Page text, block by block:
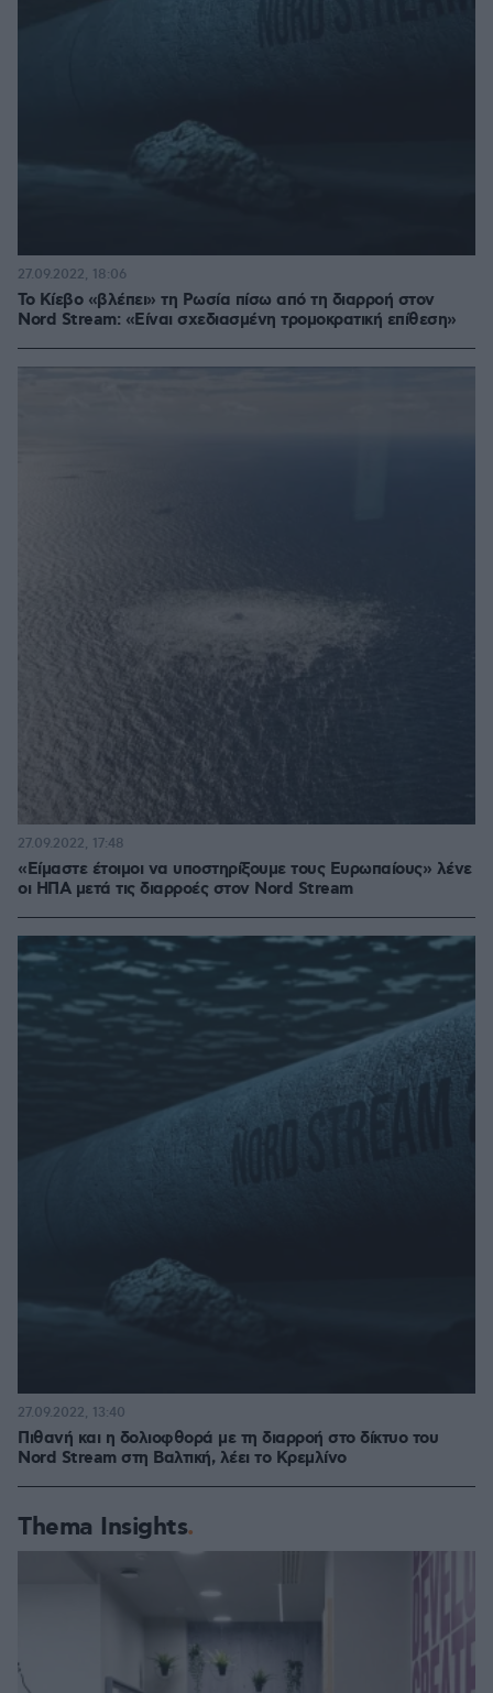
Το Κίεβο «βλέπει» τη Ρωσία πίσω από τη διαρροή στον
Nord Stream: «Είναι σχεδιασμένη τρομοκρατική επίθεση»
27.09.2022, 18:06
«Είμαστε έτοιμοι να υποστηρίξουμε τους Ευρωπαίους» λένε
οι ΗΠΑ μετά τις διαρροές στον Nord Stream
27.09.2022, 17:48
Πιθανή και η δολιοφθορά με τη διαρροή στο δίκτυο του
Nord Stream στη Βαλτική, λέει το Κρεμλίνο
27.09.2022, 13:40
Thema Insights